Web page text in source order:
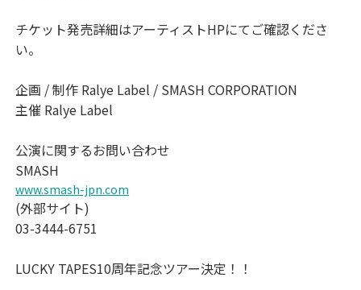
チケット発売詳細はアーティストHPにてご確認くださ
い。
企画 / 制作 Ralye Label / SMASH CORPORATION
主催 Ralye Label
公演に関するお問い合わせ
SMASH
www.smash-jpn.com
(外部サイト)
03-3444-6751
LUCKY TAPES10周年記念ツアー決定！！